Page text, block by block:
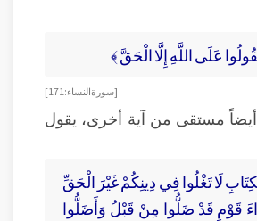
عَلَى اللَّهِ إِلَّا الْحَقَّ ﴾
[ سورة النساء: 171 ]
مستقى من آية أخرى، يقول
لَا تَغْلُوا فِي دِينِكُمْ غَيْرَ الْحَقِّ
قَوْمٍ قَدْ ضَلُّوا مِنْ قَبْلُ وَأَضَلُّوا